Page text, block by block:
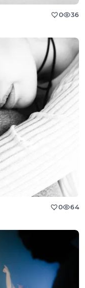
0 36
0 64